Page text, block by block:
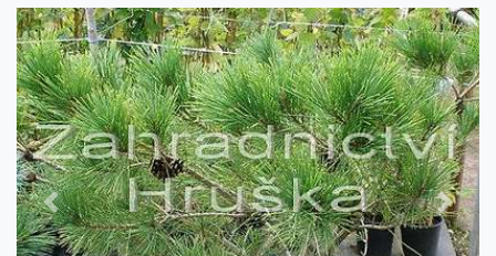
Předchozí Další